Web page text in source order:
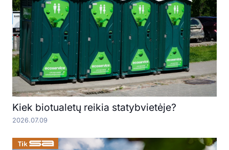
Kiek biotualetų reikia statybvietėje?
2026.07.09